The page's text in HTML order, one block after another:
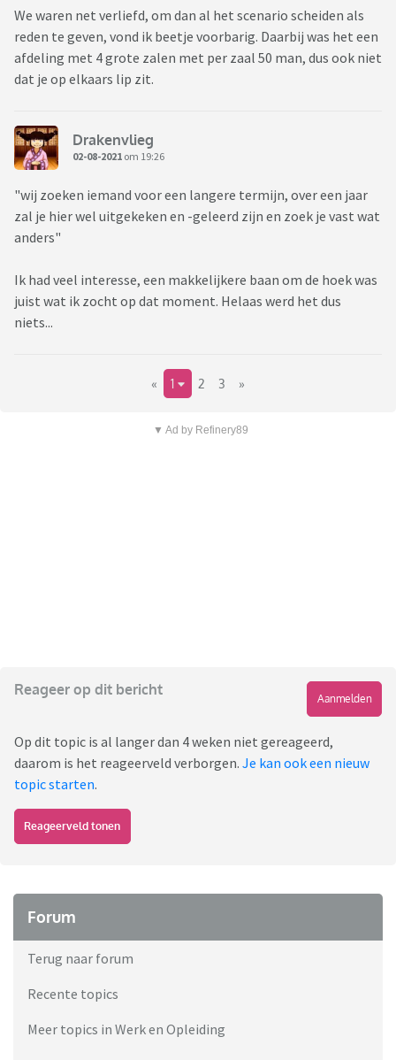
We waren net verliefd, om dan al het scenario scheiden als
reden te geven, vond ik beetje voorbarig. Daarbij was het een
afdeling met 4 grote zalen met per zaal 50 man, dus ook niet
dat je op elkaars lip zit.
Drakenvlieg
02-08-2021 om 19:26
"wij zoeken iemand voor een langere termijn, over een jaar
zal je hier wel uitgekeken en -geleerd zijn en zoek je vast wat
anders"
Ik had veel interesse, een makkelijkere baan om de hoek was
juist wat ik zocht op dat moment. Helaas werd het dus
niets...
« 1 2 3 »
▼ Ad by Refinery89
Reageer op dit bericht
Aanmelden
Op dit topic is al langer dan 4 weken niet gereageerd,
daarom is het reageerveld verborgen. Je kan ook een nieuw
topic starten.
Reageerveld tonen
Forum
Terug naar forum
Recente topics
Meer topics in Werk en Opleiding